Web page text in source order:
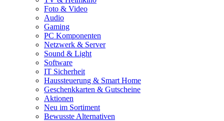
Foto & Video
Audio
Gaming
PC Komponenten
Netzwerk & Server
Sound & Light
Software
IT Sicherheit
Haussteuerung & Smart Home
Geschenkkarten & Gutscheine
Aktionen
Neu im Sortiment
Bewusste Alternativen